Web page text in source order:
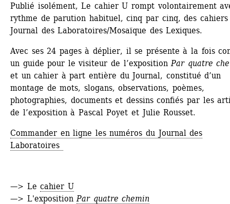
Publié isolément, Le cahier U rompt volontairement
rythme de parution habituel, cinq par cinq, des cahiers
Journal des Laboratoires/Mosaïque des Lexiques.
Avec ses 24 pages à déplier, il se présente à la fois
un guide pour le visiteur de l’exposition Par quatre
et un cahier à part entière du Journal, constitué d’un
montage de mots, slogans, observations, poèmes,
photographies, documents et dessins confiés par les
de l’exposition à Pascal Poyet et Julie Rousset.
Commander en ligne les numéros du Journal des
Laboratoires
—> Le cahier U
—> L'exposition Par quatre chemin